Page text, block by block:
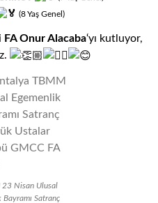
(8Yaş Genel)
FA Onur Alacaba‘yı kutluyor,
23 Nisan Ulusal
Satranç